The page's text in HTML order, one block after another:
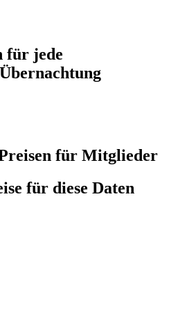
für jede
für Mitglieder
für diese Daten